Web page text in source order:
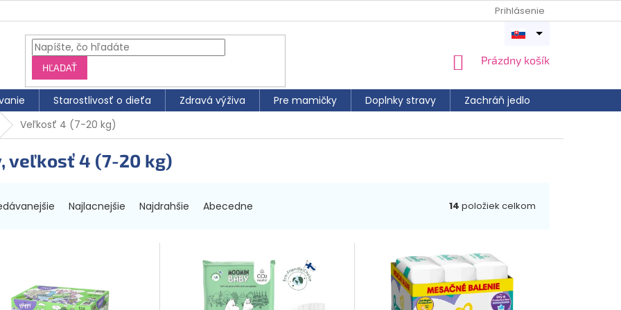
Prihlásenie
HĽADAŤ
NÁKUPNÝ
Prázdny košík
Starostlivosť o dieťa Zdravá výživa Pre mamičky Doplnky stravy Zachráň jedlo
Otvoriť
Veľkosť 4 (7-20 kg)
veľkosť 4 (7-20 kg)
Najlacnejšie Najdrahšie Abecedne 14 položiek celkom